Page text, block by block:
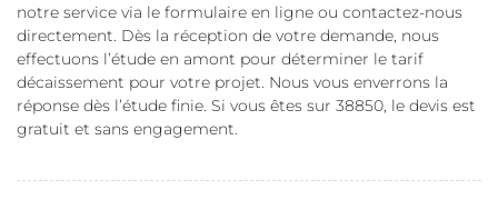
notre service via le formulaire en ligne ou contactez-nous
directement. Dès la réception de votre demande, nous
effectuons l’étude en amont pour déterminer le tarif
décaissement pour votre projet. Nous vous enverrons la
réponse dès l’étude finie. Si vous êtes sur 38850, le devis est
gratuit et sans engagement.